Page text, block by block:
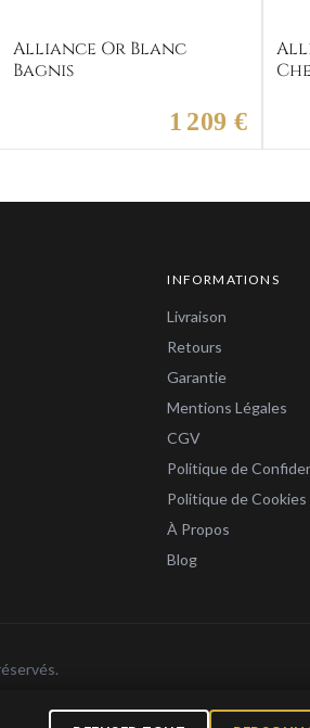
Alliance Or Blanc
Bagnis
1 209 €
INFORMATIONS
Livraison
Retours
Garantie
Mentions Légales
CGV
Politique de
Politique de Cookies
À Propos
Blog